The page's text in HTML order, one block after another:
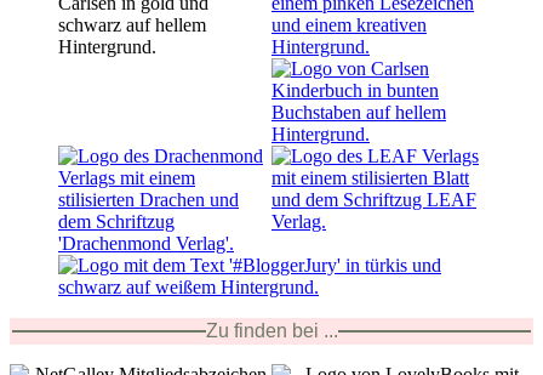
Zu finden bei ...